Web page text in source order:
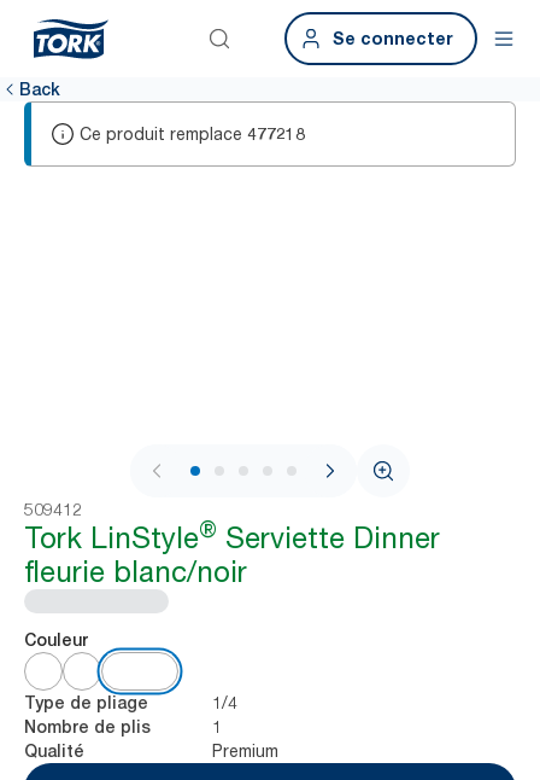
Se connecter
Back
Ce produit remplace 477218
1 / 6
509412
Tork LinStyle® Serviette Dinner
fleurie blanc/noir
Couleur
Type de pliage 1/4
Nombre de plis 1
Qualité
Premium